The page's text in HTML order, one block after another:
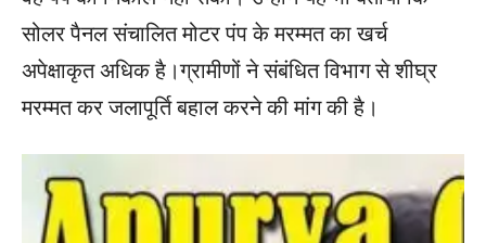
सोलर पैनल संचालित मोटर पंप के मरम्मत का खर्च
अपेक्षाकृत अधिक है।ग्रामीणों ने संबंधित विभाग से शीघ्र
मरम्मत कर जलापूर्ति बहाल करने की मांग की है।